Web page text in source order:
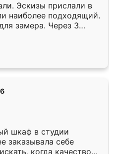
Эскизы прислали в
наиболее подходящий.
замера. Через 3
готова. Остались
Ренессанс
работу!
шкаф в студии
заказывала себе
когда качеством